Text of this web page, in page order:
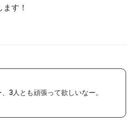
す！
、3人とも頑張って欲しいなー。